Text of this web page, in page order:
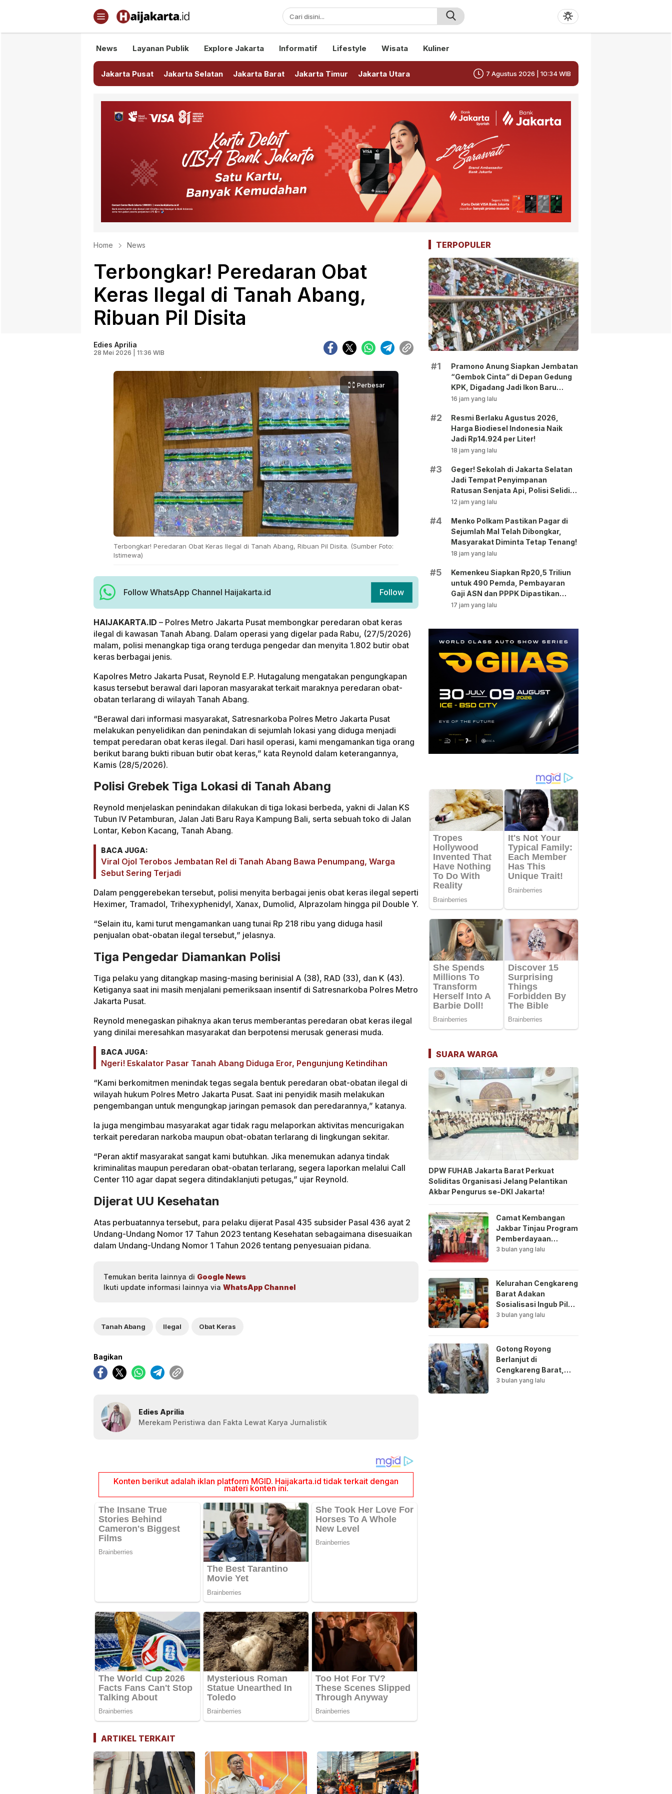
Haijakarta.id
Semua Tentang Jakarta Ada Disini!
News Layanan Publik Explore Jakarta Informatif Lifestyle Wisata Kuliner
Jakarta Pusat Jakarta Selatan Jakarta Barat Jakarta Timur Jakarta Utara 7 Agustus 2026 | 10:34 WIB
Home News
Terbongkar! Peredaran Obat
Keras Ilegal di Tanah Abang,
Ribuan Pil Disita
Edies Aprilia
28 Mei 2026 | 11:36 WIB
Perbesar
Terbongkar! Peredaran Obat Keras Ilegal di Tanah Abang, Ribuan Pil Disita. (Sumber Foto:
Istimewa)
Follow WhatsApp Channel Haijakarta.id Follow
HAIJAKARTA.ID – Polres Metro Jakarta Pusat membongkar peredaran obat keras
ilegal di kawasan Tanah Abang. Dalam operasi yang digelar pada Rabu, (27/5/2026)
malam, polisi menangkap tiga orang terduga pengedar dan menyita 1.802 butir obat
keras berbagai jenis.
Kapolres Metro Jakarta Pusat, Reynold E.P. Hutagalung mengatakan pengungkapan
kasus tersebut berawal dari laporan masyarakat terkait maraknya peredaran obat-
obatan terlarang di wilayah Tanah Abang.
“Berawal dari informasi masyarakat, Satresnarkoba Polres Metro Jakarta Pusat
melakukan penyelidikan dan penindakan di sejumlah lokasi yang diduga menjadi
tempat peredaran obat keras ilegal. Dari hasil operasi, kami mengamankan tiga orang
berikut barang bukti ribuan butir obat keras,” kata Reynold dalam keterangannya,
Kamis (28/5/2026).
Polisi Grebek Tiga Lokasi di Tanah Abang
Reynold menjelaskan penindakan dilakukan di tiga lokasi berbeda, yakni di Jalan KS
Tubun IV Petamburan, Jalan Jati Baru Raya Kampung Bali, serta sebuah toko di Jalan
Lontar, Kebon Kacang, Tanah Abang.
BACA JUGA:
Viral Ojol Terobos Jembatan Rel di Tanah Abang Bawa Penumpang, Warga
Sebut Sering Terjadi
Dalam penggerebekan tersebut, polisi menyita berbagai jenis obat keras ilegal seperti
Heximer, Tramadol, Trihexyphenidyl, Xanax, Dumolid, Alprazolam hingga pil Double Y.
“Selain itu, kami turut mengamankan uang tunai Rp 218 ribu yang diduga hasil
penjualan obat-obatan ilegal tersebut,” jelasnya.
Tiga Pengedar Diamankan Polisi
Tiga pelaku yang ditangkap masing-masing berinisial A (38), RAD (33), dan K (43).
Ketiganya saat ini masih menjalani pemeriksaan insentif di Satresnarkoba Polres Metro
Jakarta Pusat.
Reynold menegaskan pihaknya akan terus memberantas peredaran obat keras ilegal
yang dinilai meresahkan masyarakat dan berpotensi merusak generasi muda.
BACA JUGA:
Ngeri! Eskalator Pasar Tanah Abang Diduga Eror, Pengunjung Ketindihan
“Kami berkomitmen menindak tegas segala bentuk peredaran obat-obatan ilegal di
wilayah hukum Polres Metro Jakarta Pusat. Saat ini penyidik masih melakukan
pengembangan untuk mengungkap jaringan pemasok dan peredarannya,” katanya.
Ia juga mengimbau masyarakat agar tidak ragu melaporkan aktivitas mencurigakan
terkait peredaran narkoba maupun obat-obatan terlarang di lingkungan sekitar.
“Peran aktif masyarakat sangat kami butuhkan. Jika menemukan adanya tindak
kriminalitas maupun peredaran obat-obatan terlarang, segera laporkan melalui Call
Center 110 agar dapat segera ditindaklanjuti petugas,” ujar Reynold.
Dijerat UU Kesehatan
Atas perbuatannya tersebut, para pelaku dijerat Pasal 435 subsider Pasal 436 ayat 2
Undang-Undang Nomor 17 Tahun 2023 tentang Kesehatan sebagaimana disesuaikan
dalam Undang-Undang Nomor 1 Tahun 2026 tentang penyesuaian pidana.
Temukan berita lainnya di Google News
Ikuti update informasi lainnya via WhatsApp Channel
Tanah Abang Ilegal Obat Keras
Bagikan
Edies Aprilia
Merekam Peristiwa dan Fakta Lewat Karya Jurnalistik
ARTIKEL TERKAIT
TERPOPULER
#1
Pramono Anung Siapkan Jembatan
“Gembok Cinta” di Depan Gedung
KPK, Digadang Jadi Ikon Baru
Jakarta!
16 jam yang lalu
#2
Resmi Berlaku Agustus 2026,
Harga Biodiesel Indonesia Naik
Jadi Rp14.924 per Liter!
18 jam yang lalu
#3
Geger! Sekolah di Jakarta Selatan
Jadi Tempat Penyimpanan
Ratusan Senjata Api, Polisi Selidiki
Pemilik
12 jam yang lalu
#4
Menko Polkam Pastikan Pagar di
Sejumlah Mal Telah Dibongkar,
Masyarakat Diminta Tetap Tenang!
18 jam yang lalu
#5
Kemenkeu Siapkan Rp20,5 Triliun
untuk 490 Pemda, Pembayaran
Gaji ASN dan PPPK Dipastikan
Tetap Berjalan!
17 jam yang lalu
SUARA WARGA
DPW FUHAB Jakarta Barat Perkuat
Soliditas Organisasi Jelang Pelantikan
Akbar Pengurus se-DKI Jakarta!
Camat Kembangan
Jakbar Tinjau Program
Pemberdayaan
Lingkungan di Bale
3 bulan yang lalu
Kelurahan Cengkareng
Barat Adakan
Sosialisasi Ingub Pilah
Sampah Kepada PPSU
3 bulan yang lalu
Gotong Royong
Berlanjut di
Cengkareng Barat,
Saluran Air
3 bulan yang lalu